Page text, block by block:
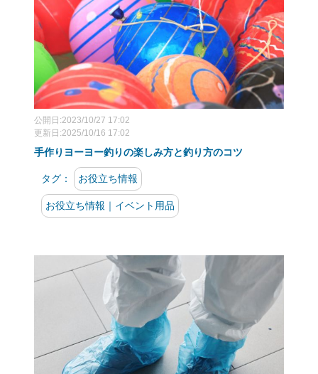
公開日:2023/10/27 17:02
更新日:2025/10/16 17:02
手作りヨーヨー釣りの楽しみ方と釣り方のコツ
タグ： お役立ち情報
お役立ち情報｜イベント用品